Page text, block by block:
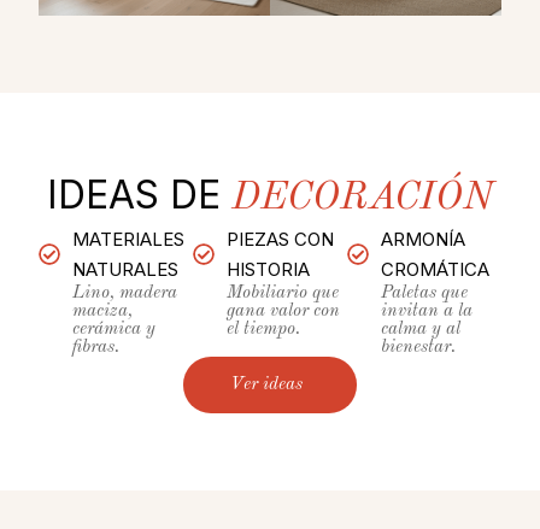
IDEAS DE DECORACIÓN
MATERIALES
NATURALES
Lino, madera
maciza,
cerámica y
fibras.
PIEZAS CON
HISTORIA
Mobiliario que
gana valor con
el tiempo.
ARMONÍA
CROMÁTICA
Paletas que
invitan a la
calma y al
bienestar.
Ver ideas